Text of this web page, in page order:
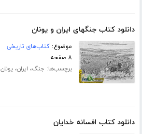
دانلود کتاب جنگهای ایران و یونان
موضوع:کتاب‌های تاریخی
۸ صفحه
برچسب‌ها: جنگ، ایران، یونان
دانلود کتاب افسانه خدایان